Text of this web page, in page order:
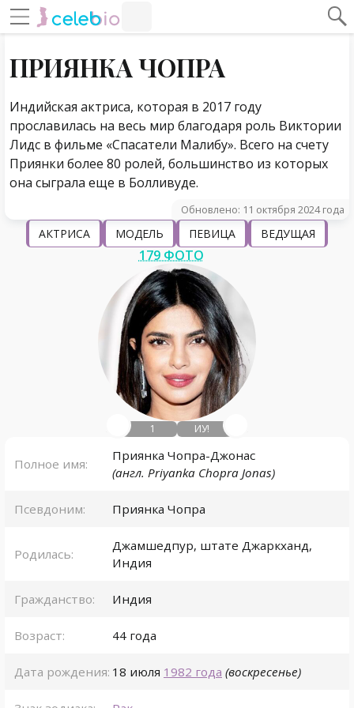
Навигация по сайту
ПРИЯНКА ЧОПРА
Индийская актриса, которая в 2017 году
прославилась на весь мир благодаря роль Виктории
Лидс в фильме «Спасатели Малибу». Всего на счету
Приянки более 80 ролей, большинство из которых
она сыграла еще в Болливуде.
Обновлено: 11 октября 2024 года
АКТРИСА МОДЕЛЬ ПЕВИЦА ВЕДУЩАЯ
179 ФОТО
1 ИУ!
Полное имя:
Приянка Чопра-Джонас
(англ. Priyanka Chopra Jonas)
Псевдоним: Приянка Чопра
Родилась:
Джамшедпур, штате Джаркханд,
Индия
Гражданство: Индия
Возраст: 44 года
Дата рождения: 18 июля 1982 года (воскресенье)